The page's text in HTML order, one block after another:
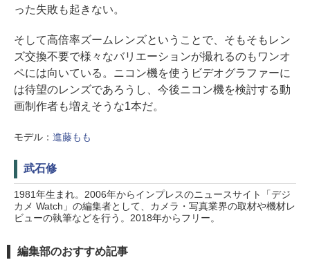
った失敗も起きない。
そして高倍率ズームレンズということで、そもそもレン
ズ交換不要で様々なバリエーションが撮れるのもワンオ
ペには向いている。ニコン機を使うビデオグラファーに
は待望のレンズであろうし、今後ニコン機を検討する動
画制作者も増えそうな1本だ。
モデル： 進藤もも
武石修
1981年生まれ。2006年からインプレスのニュースサイト「デジ
カメ Watch」の編集者として、カメラ・写真業界の取材や機材レ
ビューの執筆などを行う。2018年からフリー。
編集部のおすすめ記事